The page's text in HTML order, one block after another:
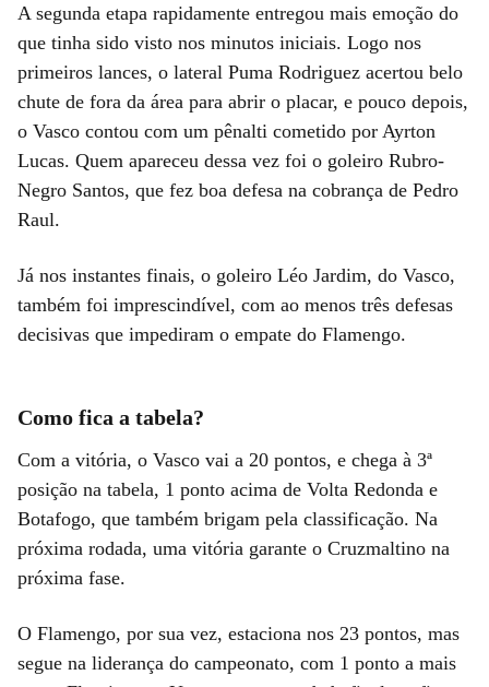
A segunda etapa rapidamente entregou mais emoção do
que tinha sido visto nos minutos iniciais. Logo nos
primeiros lances, o lateral Puma Rodriguez acertou belo
chute de fora da área para abrir o placar, e pouco depois,
o Vasco contou com um pênalti cometido por Ayrton
Lucas. Quem apareceu dessa vez foi o goleiro Rubro-
Negro Santos, que fez boa defesa na cobrança de Pedro
Raul.
Já nos instantes finais, o goleiro Léo Jardim, do Vasco,
também foi imprescindível, com ao menos três defesas
decisivas que impediram o empate do Flamengo.
Como fica a tabela?
Com a vitória, o Vasco vai a 20 pontos, e chega à 3ª
posição na tabela, 1 ponto acima de Volta Redonda e
Botafogo, que também brigam pela classificação. Na
próxima rodada, uma vitória garante o Cruzmaltino na
próxima fase.
O Flamengo, por sua vez, estaciona nos 23 pontos, mas
segue na liderança do campeonato, com 1 ponto a mais